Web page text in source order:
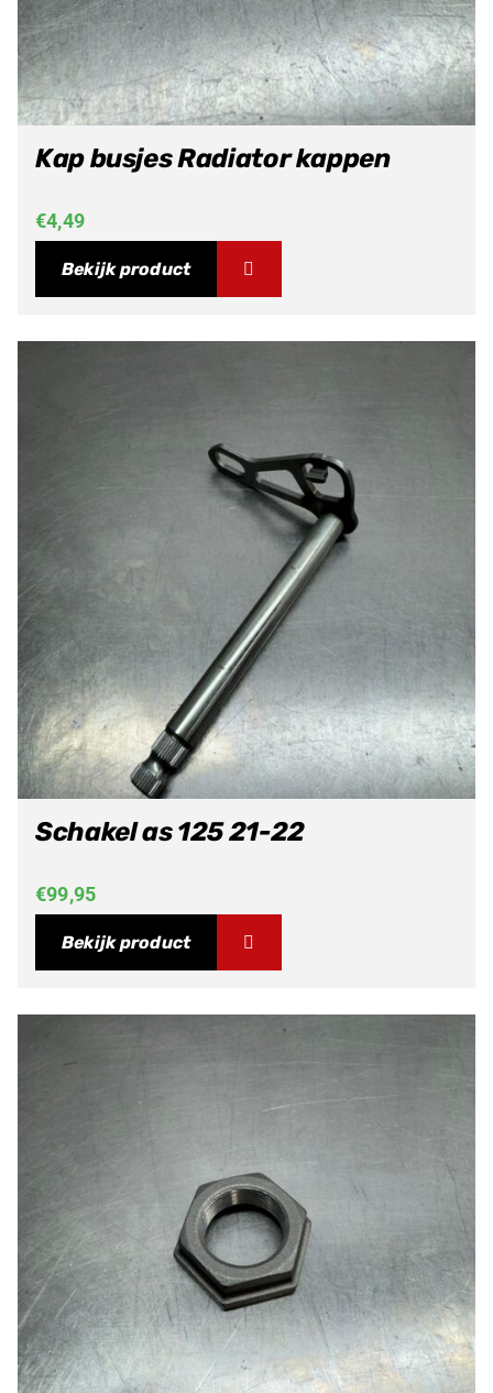
Kap busjes Radiator kappen
€4,49
Bekijk product
Schakel as 125 21-22
€99,95
Bekijk product